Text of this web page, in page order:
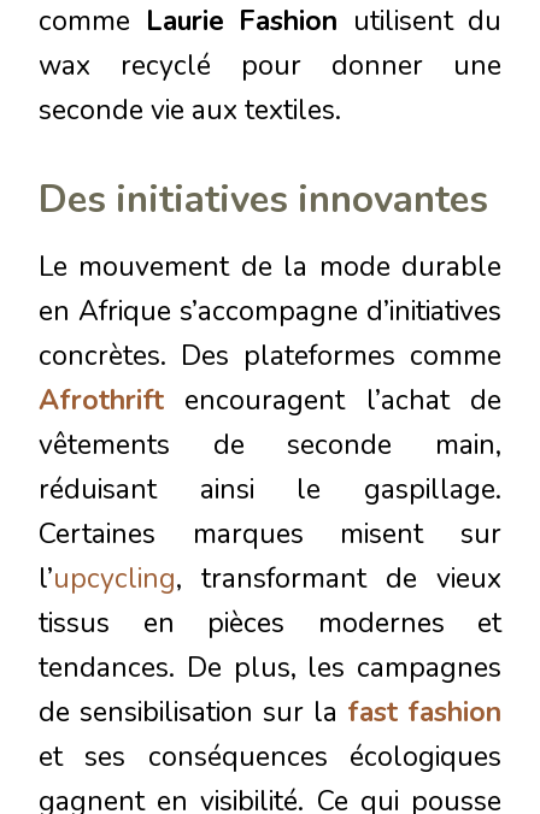
comme Laurie Fashion utilisent du
wax recyclé pour donner une
seconde vie aux textiles.
Des initiatives innovantes
Le mouvement de la mode durable
en Afrique s’accompagne d’initiatives
concrètes. Des plateformes comme
Afrothrift encouragent l’achat de
vêtements de seconde main,
réduisant ainsi le gaspillage.
Certaines marques misent sur
l’upcycling, transformant de vieux
tissus en pièces modernes et
tendances. De plus, les campagnes
de sensibilisation sur la fast fashion
et ses conséquences écologiques
gagnent en visibilité. Ce qui pousse